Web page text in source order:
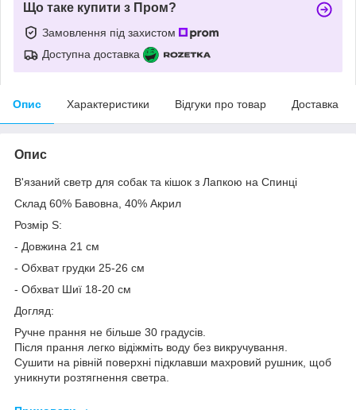
Що таке купити з Пром?
Замовлення під захистом
Доступна доставка
Опис Характеристики Відгуки про товар Доставка
Опис
В'язаний светр для собак та кішок з Лапкою на Спинці
Склад 60% Бавовна, 40% Акрил
Розмір S:
- Довжина 21 см
- Обхват грудки 25-26 см
- Обхват Шиї 18-20 см
Догляд:
Ручне прання не більше 30 градусів.
Після прання легко відіжміть воду без викручування.
Сушити на рівній поверхні підклавши махровий рушник, щоб
уникнути розтягнення светра.